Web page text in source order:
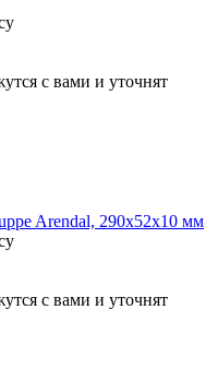
с вами и уточнят
Arendal, 290х52х10 мм
с вами и уточнят